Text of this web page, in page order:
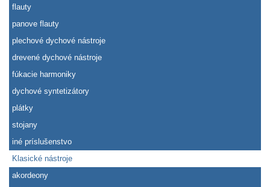
flauty
panove flauty
plechové dychové nástroje
drevené dychové nástroje
fúkacie harmoniky
dychové syntetizátory
plátky
stojany
iné príslušenstvo
Klasické nástroje
akordeony